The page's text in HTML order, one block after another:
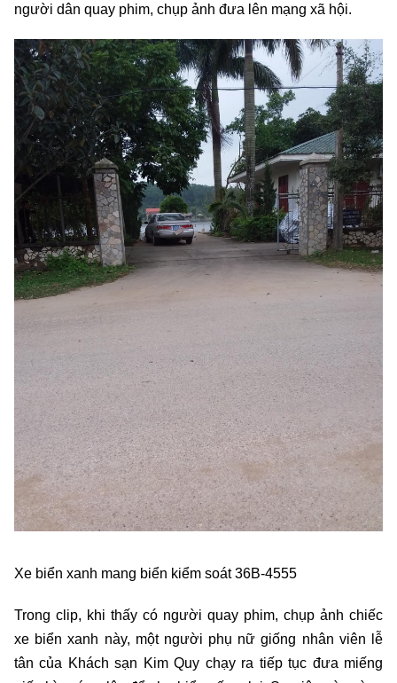
người dân quay phim, chụp ảnh đưa lên mạng xã hội.
Xe biển xanh mang biển kiểm soát 36B-4555
Trong clip, khi thấy có người quay phim, chụp ảnh chiếc
xe biển xanh này, một người phụ nữ giống nhân viên lễ
tân của Khách sạn Kim Quy chạy ra tiếp tục đưa miếng